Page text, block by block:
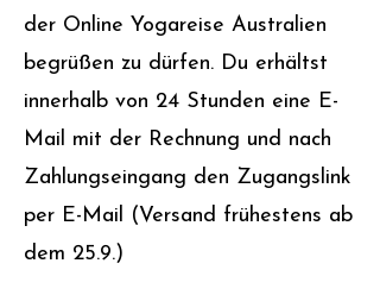
der Online Yogareise Australien
begrüßen zu dürfen. Du erhältst
innerhalb von 24 Stunden eine E-
Mail mit der Rechnung und nach
Zahlungseingang den Zugangslink
per E-Mail (Versand frühestens ab
dem 25.9.)